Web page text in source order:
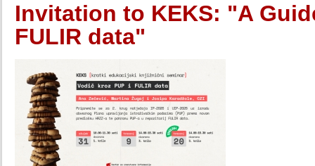
Invitation to KEKS: "A
FULIR data"